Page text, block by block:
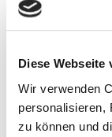
Diese Webseite
Wir verwenden
personalisieren,
zu können und